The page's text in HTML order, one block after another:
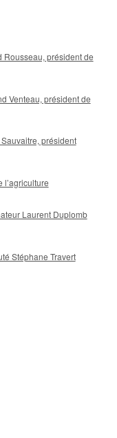
Rousseau, président de
Venteau, président de
président
l’agriculture
Laurent Duplomb
Stéphane Travert